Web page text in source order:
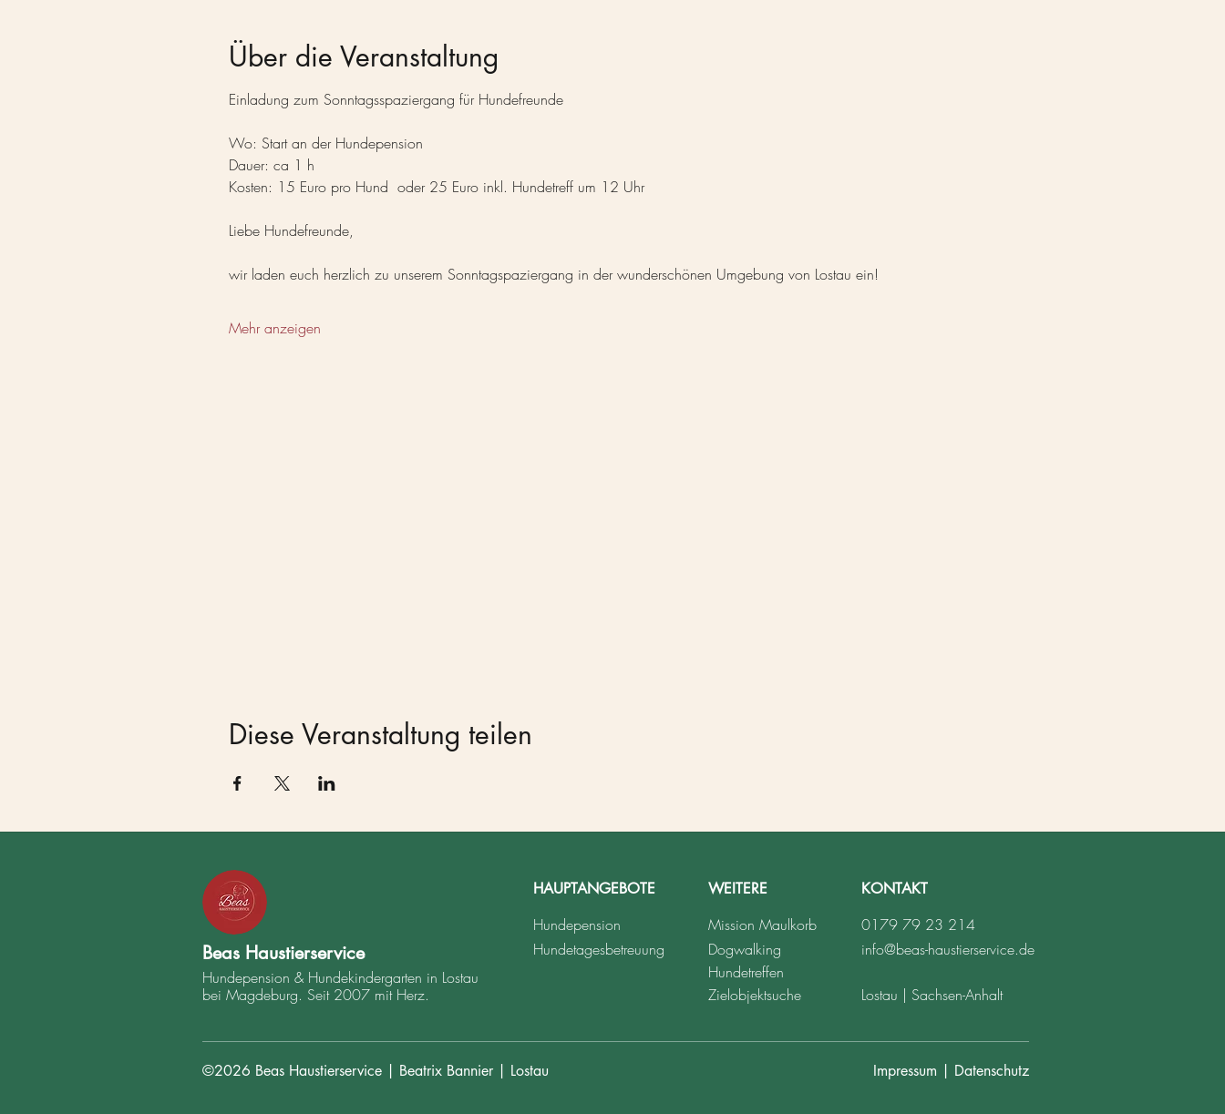
Über die Veranstaltung
Einladung zum Sonntagsspaziergang für Hundefreunde
Wo: Start an der Hundepension
Dauer: ca 1 h
Kosten: 15 Euro pro Hund  oder 25 Euro inkl. Hundetreff um 12 Uhr
Liebe Hundefreunde,
wir laden euch herzlich zu unserem Sonntagspaziergang in der wunderschönen Umgebung von Lostau ein!
Mehr anzeigen
Diese Veranstaltung teilen
Beas Haustierservice
Hundepension & Hundekindergarten in Lostau
bei Magdeburg. Seit 2007 mit Herz.
HAUPTANGEBOTE
Hundepension
Hundetagesbetreuung
WEITERE
Mission Maulkorb
Dogwalking
KONTAKT
0179 79 23 214
info@beas-haustierservice.de
Hundetreffen
Zielobjektsuche
Lostau | Sachsen-Anhalt
©2026 Beas Haustierservice | Beatrix Bannier | Lostau Impressum | Datenschutz